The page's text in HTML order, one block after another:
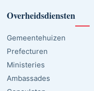
Overheidsdiensten
Gemeentehuizen
Prefecturen
Ministeries
Ambassades